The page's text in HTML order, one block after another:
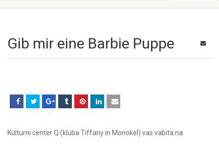
Gib mir eine Barbie Puppe
Kulturni center Q (kluba Tiffany in Monokel) vas vabita na